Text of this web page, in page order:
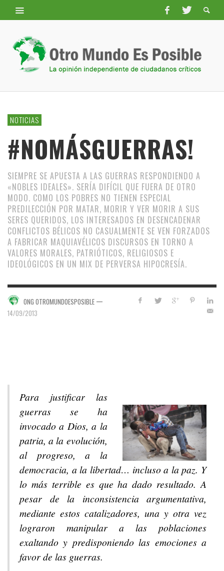
NOTICIAS
#NOMÁSGUERRAS!
SIEMPRE SE APUESTA A LAS GUERRAS RESPONDIENDO A
«NOBLES IDEALES». SERÍA DIFÍCIL QUE FUERA DE OTRO
MODO. COMO LOS POBRES NO TIENEN ESPECIAL
PREDILECCIÓN POR MATAR, MORIR Y VER MORIR A SUS
SERES QUERIDOS, LOS INTERESADOS EN DESENCADENAR
CONFLICTOS BÉLICOS NO CASUALMENTE SE VEN FORZADOS
A FABRICAR MAQUIAVÉLICOS DISCURSOS EN TORNO A
VALORES MORALES, PATRIÓTICOS, RELIGIOSOS E
IDEOLÓGICOS EN UN MIX DE PERVERSA HIPOCRESÍA.
ONG OTROMUNDOESPOSIBLE —
14/09/2013
Para justificar las
guerras se ha
invocado a Dios, a la
patria, a la evolución,
al progreso, a la
democracia, a la libertad… incluso a la paz. Y
lo más terrible es que ha dado resultado. A
pesar de la inconsistencia argumentativa,
mediante estos catalizadores, una y otra vez
lograron manipular a las poblaciones
exaltando y predisponiendo las emociones a
favor de las guerras.